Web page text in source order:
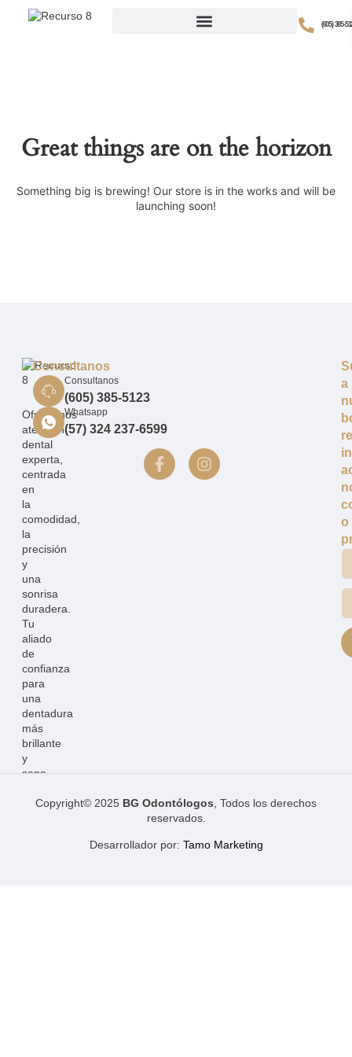
(605) 385-
Great things are on the horizon
Something big is brewing! Our store is in the works and will be
launching soon!
Ofrecemos
atención
dental
experta,
centrada
en
la
comodidad,
la
precisión
y
una
sonrisa
duradera.
Tu
aliado
de
confianza
para
una
dentadura
más
brillante
y
sana.
Consultanos
Consultanos
(605) 385-5123
Whatsapp
(57) 324 237-6599
a
o
Copyright© 2025 BG Odontólogos, Todos los derechos
reservados.
Desarrollador por: Tamo Marketing